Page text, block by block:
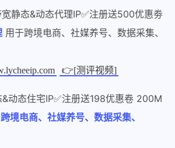
宽静态&动态代理IP✅注册送500优惠劵
用于跨境电商、社媒养号、数据采集、
👉[测评视频]
&动态住宅IP✅注册送198优惠卷 200M
跨境电商、社媒养号、数据采集、